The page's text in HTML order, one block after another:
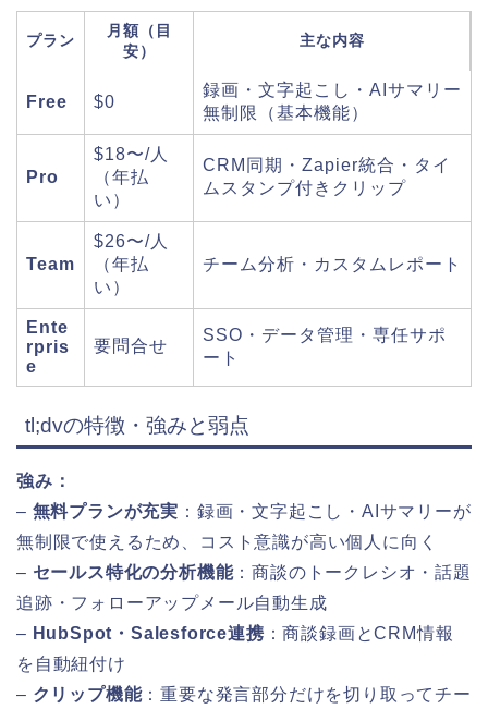
プラン
月額（目
安）
主な内容
Free $0
録画・文字起こし・AIサマリー
無制限（基本機能）
Pro
$18〜/人
（年払
い）
CRM同期・Zapier統合・タイ
ムスタンプ付きクリップ
Team
$26〜/人
（年払
い）
チーム分析・カスタムレポート
Ente
rpris
e
要問合せ
SSO・データ管理・専任サポ
ート
tl;dvの特徴・強みと弱点
強み：
– 無料プランが充実 ：録画・文字起こし・AIサマリーが
無制限で使えるため、コスト意識が高い個人に向く
– セールス特化の分析機能：商談のトークレシオ・話題
追跡・フォローアップメール自動生成
– HubSpot・Salesforce連携 ：商談録画とCRM情報
を自動紐付け
– クリップ機能：重要な発言部分だけを切り取ってチー